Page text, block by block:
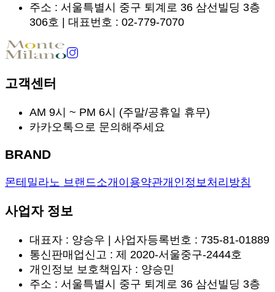
주소 : 서울특별시 중구 퇴계로 36 삼선빌딩 3층
306호 | 대표번호 : 02-779-7070
고객센터
AM 9시 ~ PM 6시 (주말/공휴일 휴무)
카카오톡으로 문의해주세요
BRAND
몬테밀라노 브랜드소개 이용약관개인정보처리방침
사업자 정보
대표자 : 양승우 | 사업자등록번호 : 735-81-01889
통신판매업신고 : 제 2020-서울중구-2444호
개인정보 보호책임자 : 양승민
주소 : 서울특별시 중구 퇴계로 36 삼선빌딩 3층